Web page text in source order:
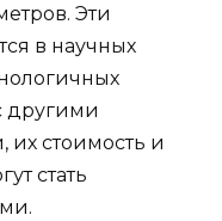
Эти
в научных
другими
стоимость и
стать